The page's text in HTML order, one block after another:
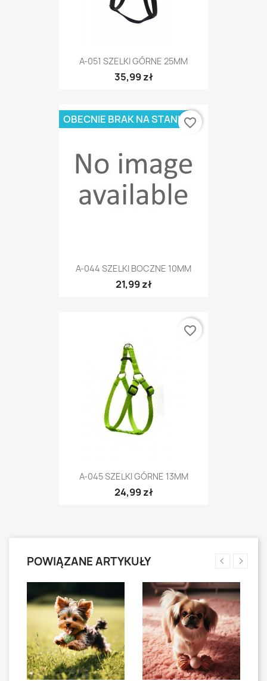
A-051 SZELKI GÓRNE 25MM
35,99 zł
A-044 SZELKI BOCZNE 10MM
21,99 zł
OBECNIE BRAK NA STANIEfavorite_border
A-045 SZELKI GÓRNE 13MM
24,99 zł
favorite_border
POWIĄZANE ARTYKUŁY